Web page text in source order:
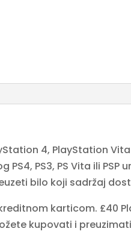
4, PlayStation
PS3, PS Vita ili PSP
bilo koji sadržaj
karticom. £40
kupovati i